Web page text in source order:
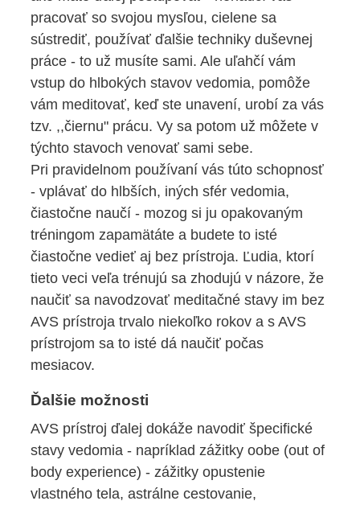
pracovať so svojou mysľou, cielene sa
sústrediť, používať ďalšie techniky duševnej
práce - to už musíte sami. Ale uľahčí vám
vstup do hlbokých stavov vedomia, pomôže
vám meditovať, keď ste unavení, urobí za vás
tzv. ,,čiernu" prácu. Vy sa potom už môžete v
týchto stavoch venovať sami sebe.
Pri pravidelnom používaní vás túto schopnosť
- vplávať do hlbších, iných sfér vedomia,
čiastočne naučí - mozog si ju opakovaným
tréningom zapamätáte a budete to isté
čiastočne vedieť aj bez prístroja. Ľudia, ktorí
tieto veci veľa trénujú sa zhodujú v názore, že
naučiť sa navodzovať meditačné stavy im bez
AVS prístroja trvalo niekoľko rokov a s AVS
prístrojom sa to isté dá naučiť počas
mesiacov.
Ďalšie možnosti
AVS prístroj ďalej dokáže navodiť špecifické
stavy vedomia - napríklad zážitky oobe (out of
body experience) - zážitky opustenie
vlastného tela, astrálne cestovanie,